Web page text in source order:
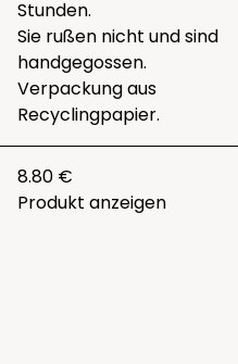
Stunden.
Sie rußen nicht und sind
handgegossen.
Verpackung aus
Recyclingpapier.
8.80 €
Produkt anzeigen